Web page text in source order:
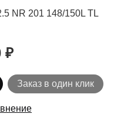
NR 201 148/150L TL
₽
Заказ в один клик